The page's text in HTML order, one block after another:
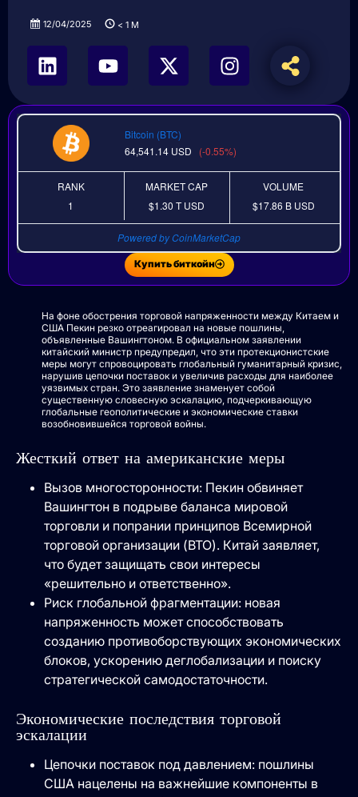
12/04/2025 < 1 M
Bitcoin (BTC)
64,541.14 USD (-0.55%)
RANK
1
MARKET CAP
$1.30 TUSD
VOLUME
$17.86 B USD
Powered by CoinMarketCap
Купить биткойн
На фоне обострения торговой напряженности между Китаем и
США Пекин резко отреагировал на новые пошлины,
объявленные Вашингтоном. В официальном заявлении
китайский министр предупредил, что эти протекционистские
меры могут спровоцировать глобальный гуманитарный кризис,
нарушив цепочки поставок и увеличив расходы для наиболее
уязвимых стран. Это заявление знаменует собой
существенную словесную эскалацию, подчеркивающую
глобальные геополитические и экономические ставки
возобновившейся торговой войны.
Жесткий ответ на американские меры
Вызов многосторонности: Пекин обвиняет
Вашингтон в подрыве баланса мировой
торговли и попрании принципов Всемирной
торговой организации (ВТО). Китай заявляет,
что будет защищать свои интересы
«решительно и ответственно».
Риск глобальной фрагментации: новая
напряженность может способствовать
созданию противоборствующих экономических
блоков, ускорению деглобализации и поиску
стратегической самодостаточности.
Экономические последствия торговой
эскалации
Цепочки поставок под давлением: пошлины
США нацелены на важнейшие компоненты в